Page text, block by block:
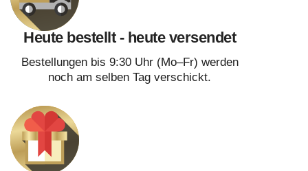
Heute bestellt - heute versendet
Bestellungen bis 9:30 Uhr (Mo–Fr) werden
noch am selben Tag verschickt.